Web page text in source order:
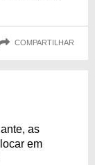
COMPARTILHAR
as
em